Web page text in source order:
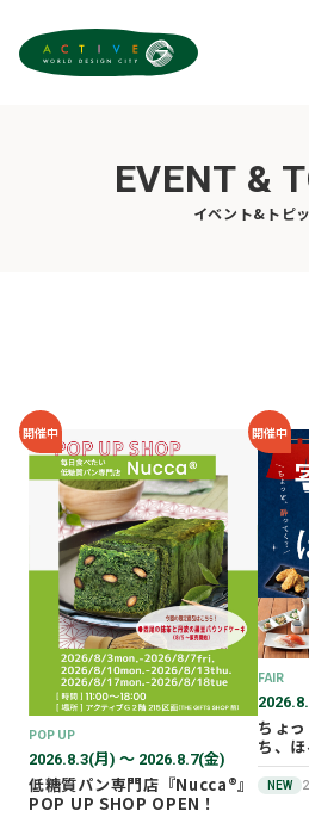
EVENT &
イベント&トピ
開催中
POP UP
2026.8.3(月) 〜 2026.8.7(金)
低糖質パン専門店『Nucca®』
POP UP SHOP OPEN！
開催中
FAIR
ちょ
ち、
NEW